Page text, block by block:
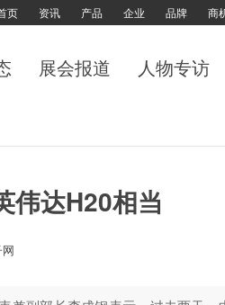
页 资讯 产品 企业 品牌 商
展会报道 人物专访
伟达H20相当